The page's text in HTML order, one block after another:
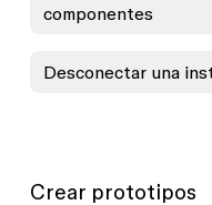
componentes
Desconectar una
Crear prototipos